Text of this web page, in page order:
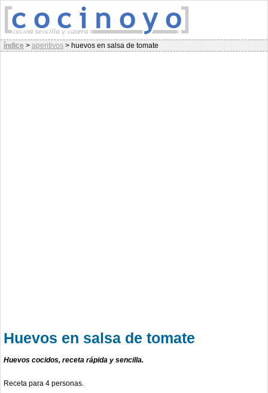
índice > aperitivos > huevos en salsa de tomate
Huevos en salsa de tomate
Huevos cocidos, receta rápida y sencilla.
Receta para 4 personas.